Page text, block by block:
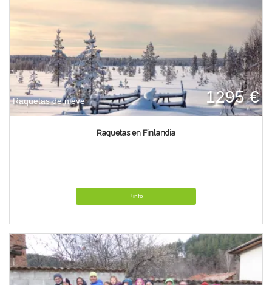
Raquetas de nieve 1295 €
Raquetas en Finlandia
+info